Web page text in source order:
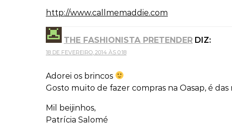
http://www.callmemaddie.com
THE FASHIONISTA PRETENDER DIZ:
18 DE FEVEREIRO, 2014 ÀS 0:18
Adorei os brincos
Gosto muito de fazer compras na Oasap, é das
Mil beijinhos,
Patrícia Salomé